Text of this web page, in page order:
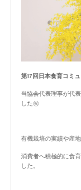
第17回日本食育コミ
当協会代表理事が代
した㊗️
有機栽培の実績や産
消費者へ積極的に食
した。